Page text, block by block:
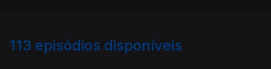
113 episódios disponíveis